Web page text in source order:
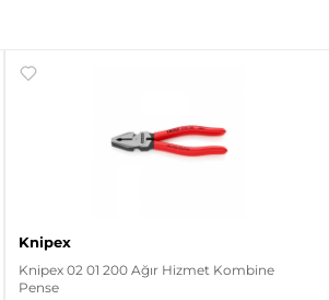
Knipex
Knipex 02 01 200 Ağır Hizmet Kombine
Pense